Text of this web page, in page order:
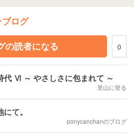
ログ
の読者になる
0
代 Ⅵ ～ やさしさに包まれて ～
里山に登る
て。
ponycanchanのブログ